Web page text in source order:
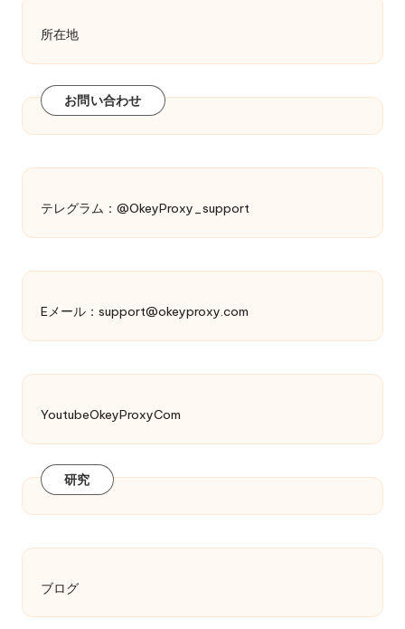
所在地
お問い合わせ
テレグラム：@OkeyProxy_support
Eメール： support@okeyproxy.com
YoutubeOkeyProxyCom
研究
ブログ